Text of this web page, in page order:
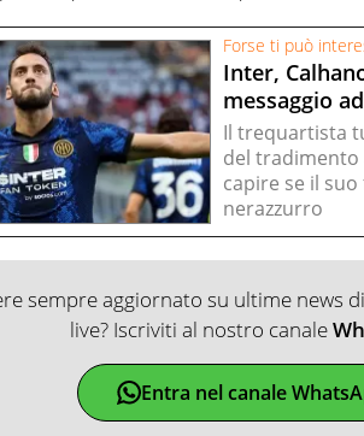
Forse ti può
Inter,
messaggio
Il trequartista
del
capire se il
nerazzurro
sempre aggiornato su ultime news
live? Iscriviti al nostro canale
Entra nel canale